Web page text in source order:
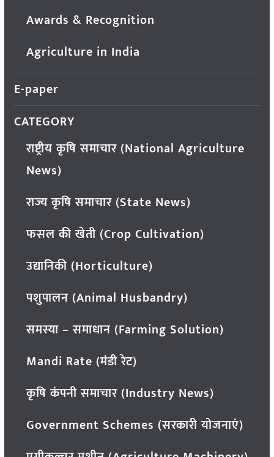
Awards & Recognition
Agriculture in India
E-paper
CATEGORY
राष्ट्रीय कृषि समाचार (National Agriculture
News)
राज्य कृषि समाचार (State News)
फसल की खेती (Crop Cultivation)
उद्यानिकी (Horticulture)
पशुपालन (Animal Husbandry)
समस्या – समाधान (Farming Solution)
Mandi Rate (मंडी रेट)
कृषि कंपनी समाचार (Industry News)
Government Schemes (सरकारी योजनाएं)